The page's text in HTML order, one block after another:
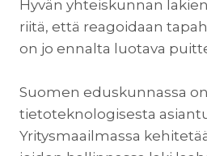
Hyvän yhteiskunnan
riitä, että reagoidaan
on jo ennalta luotava
Suomen eduskunnassa
tietoteknologisesta
Yritysmaailmassa